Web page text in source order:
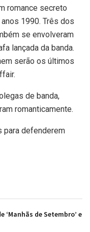
romance secreto
1990. Três dos
se envolveram
lançada da banda.
serão os últimos
de banda,
romanticamente.
para defenderem
‘Manhãs de Setembro’ e